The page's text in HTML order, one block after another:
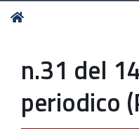
Tu
n.31 del
periodico